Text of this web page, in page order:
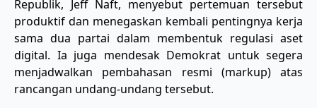
Republik, Jeff Naft, menyebut pertemuan tersebut
produktif dan menegaskan kembali pentingnya kerja
sama dua partai dalam membentuk regulasi aset
digital. Ia juga mendesak Demokrat untuk segera
menjadwalkan pembahasan resmi (markup) atas
rancangan undang-undang tersebut.